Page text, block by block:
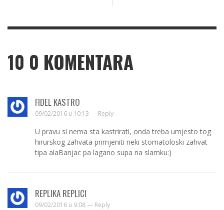
10 0 KOMENTARA
FIDEL KASTRO
09/02/2016 u 10:13 — Reply
U pravu si nema sta kastrirati, onda treba umjesto tog
hirurskog zahvata primjeniti neki stomatoloski zahvat
tipa alaBanjac pa lagano supa na slamku:)
REPLIKA REPLICI
09/02/2016 u 9:08 — Reply